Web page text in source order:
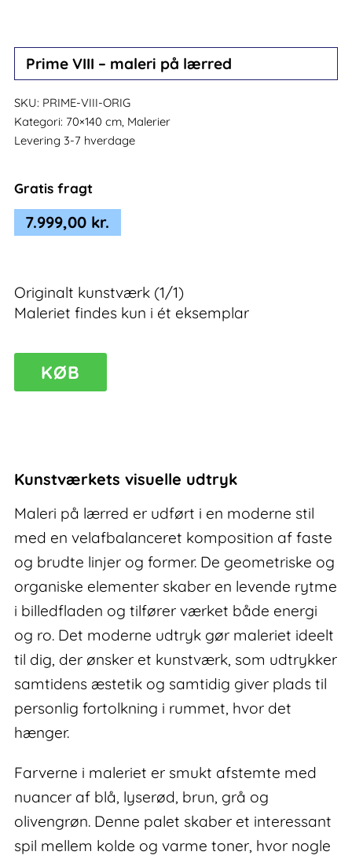
Prime VIII – maleri på lærred
SKU: PRIME-VIII-ORIG
Kategori: 70×140 cm, Malerier
Levering 3-7 hverdage
Gratis fragt
7.999,00 kr.
Originalt kunstværk (1/1)
Maleriet findes kun i ét eksemplar
Prime
VIII
antal
KØB
Kunstværkets visuelle udtryk
Maleri på lærred er udført i en moderne stil
med en velafbalanceret komposition af faste
og brudte linjer og former. De geometriske og
organiske elementer skaber en levende rytme
i billedfladen og tilfører værket både energi
og ro. Det moderne udtryk gør maleriet ideelt
til dig, der ønsker et kunstværk, som udtrykker
samtidens æstetik og samtidig giver plads til
personlig fortolkning i rummet, hvor det
hænger.
Farverne i maleriet er smukt afstemte med
nuancer af blå, lyserød, brun, grå og
olivengrøn. Denne palet skaber et interessant
spil mellem kolde og varme toner, hvor nogle